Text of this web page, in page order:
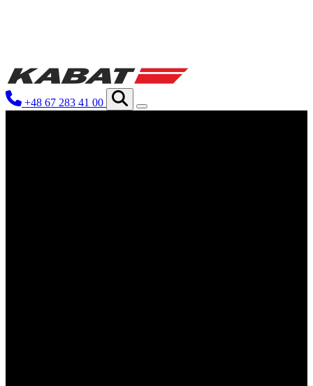
+48 67 283 41 00
We use cookies to personalize content and
your use of our site with our social media,